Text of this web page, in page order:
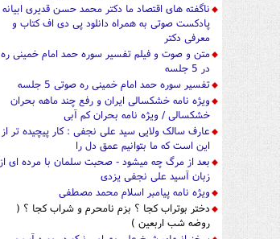
ناگفته های اقتصاد ما دکتر محمد حسن قدیری ابیانه
پادکست صوتی به همراه دانلود پی دی اف کتاب و
معرفی دکتر
متن و صوت و فیلم تفسیر سوره حمد امام خمینی ره
در 5 جلسه
تفسیر سوره حمد امام خمینی ره صوتی 5 جلسه
ویژه نامه خشکسالی ایران و رفع چند ماهه بحران
خشکسالی / ویژه نامه بحران کم آبی
عارف سالک ولایی سید علی نجفی : کار پیچیده تر از
این است که ما بتوانیم عمق دل را
بعد از مرگ چه میشود - صحبت سلمان با مرده ای از
زبان آسید علی نجفی یزدی
ویژه نامه پیامبر اسلام محمد مصطفی
دختر بوتراب کجا ؟ بزم نامحرم و شراب کجا ؟ (
روضه شب اربعین )